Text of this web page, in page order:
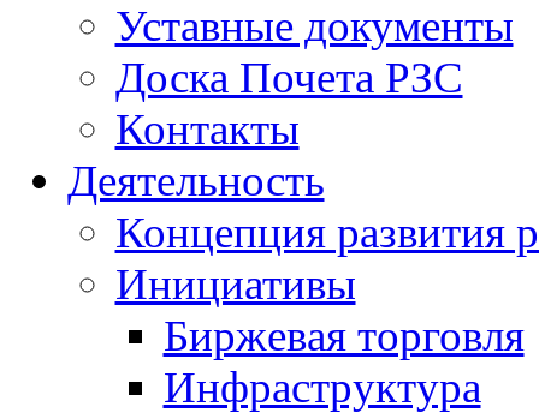
Уставные документы
Доска Почета РЗС
Контакты
Деятельность
Концепция развития
Инициативы
Биржевая торговля
Инфраструктура